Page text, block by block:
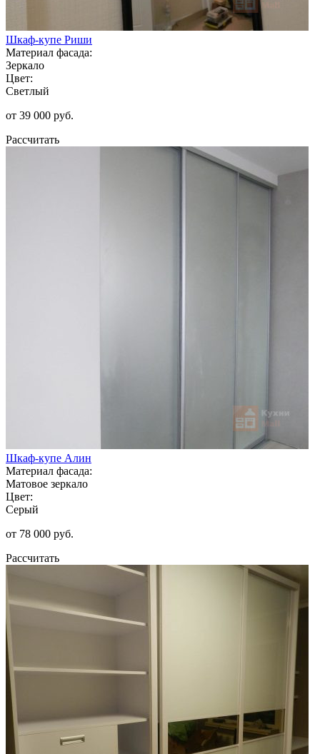
Шкаф-купе Риши
Материал фасада:
Зеркало
Цвет:
Светлый
от 39 000 руб.
Рассчитать
Шкаф-купе Алин
Материал фасада:
Матовое зеркало
Цвет:
Серый
от 78 000 руб.
Рассчитать